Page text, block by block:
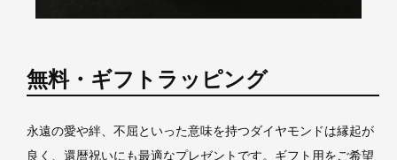
無料・ギフトラッピング
永遠の愛や絆、不屈といった意味を持つダイヤモンドは縁起が
良く、還暦祝いにも最適なプレゼントです。ギフト用をご希望